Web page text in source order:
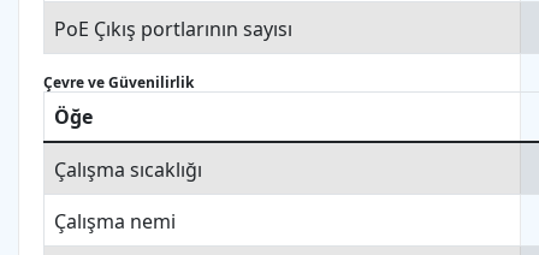
PoE Çıkış portlarının sayısı
Çevre ve Güvenilirlik
Öğe
Çalışma sıcaklığı
Çalışma nemi